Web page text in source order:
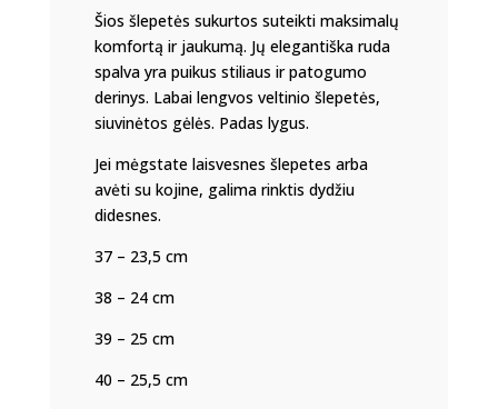
šlepetės
,,Joris"
Šios šlepetės sukurtos suteikti maksimalų
komfortą ir jaukumą. Jų elegantiška ruda
spalva yra puikus stiliaus ir patogumo
derinys. Labai lengvos veltinio šlepetės,
siuvinėtos gėlės. Padas lygus.
Jei mėgstate laisvesnes šlepetes arba
avėti su kojine, galima rinktis dydžiu
didesnes.
37 – 23,5 cm
38 – 24 cm
39 – 25 cm
40 – 25,5 cm